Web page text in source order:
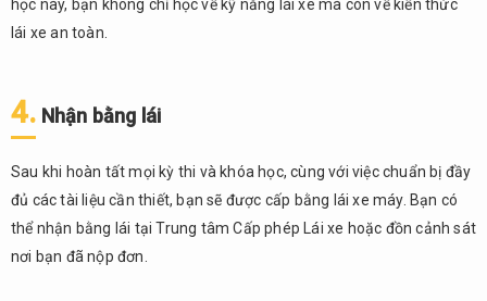
học này, bạn không chỉ học về kỹ năng lái xe mà còn về kiến thức
lái xe an toàn.
4. Nhận bằng lái
Sau khi hoàn tất mọi kỳ thi và khóa học, cùng với việc chuẩn bị đầy
đủ các tài liệu cần thiết, bạn sẽ được cấp bằng lái xe máy. Bạn có
thể nhận bằng lái tại Trung tâm Cấp phép Lái xe hoặc đồn cảnh sát
nơi bạn đã nộp đơn.